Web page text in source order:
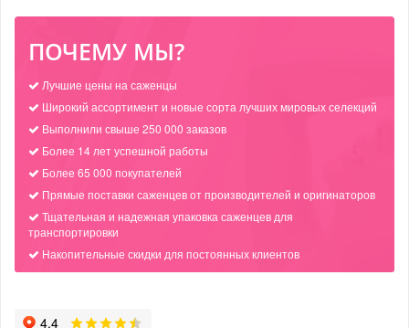
ПОЧЕМУ МЫ?
Лучшие цены на саженцы
Широкий ассортимент и новые сорта лучших мировых селекций
Выполнили свыше 250 000 заказов
Более 14 лет успешной работы
Более 65 000 покупателей
Прямые поставки саженцев от производителей и оригинаторов
Тщательная и надежная упаковка саженцев для
транспортировки
Накопительные скидки для постоянных клиентов